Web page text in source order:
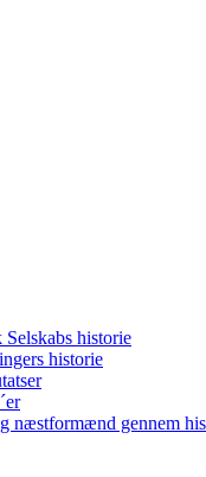
historie
historie
næstformænd gennem